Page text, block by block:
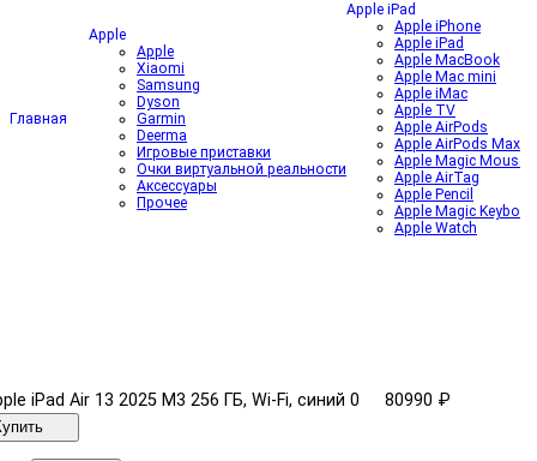
Главная
Apple
Apple
Xiaomi
Samsung
Dyson
Garmin
Deerma
Игровые приставки
Очки виртуальной реальности
Аксессуары
Прочее
Apple iPad
Apple iPhone
Apple iPad
Apple MacBook
Apple Mac mini
Apple iMac
Apple TV
Apple AirPods
Apple AirPods Max
Apple Magic Mouse
Apple AirTag
Apple Pencil
Apple Magic
Apple Watch
iPad Air 13 2025 M3 256 ГБ, Wi-Fi, синий 0 80990 ₽